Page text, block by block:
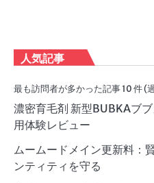
人気記事
最も訪問者が多かった記事 10 件 (
濃密育毛剤 新型BUBKAブ
用体験レビュー
ムームードメイン更新料：
ンティティを守る